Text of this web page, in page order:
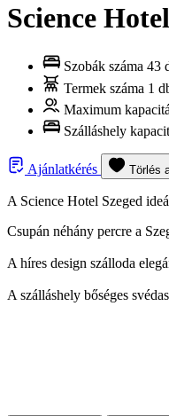
Science
Szobák száma 43
Termek száma 1
Maximum
Szálláshely
Ajánlatkérés Törlés
A Science Hotel Szeged
Csupán néhány percre a
A híres design szálloda
A szálláshely bőséges